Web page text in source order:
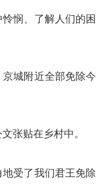
悯、了解人们的困
城附近全部免除今
张贴在乡村中。
受了我们君王免除